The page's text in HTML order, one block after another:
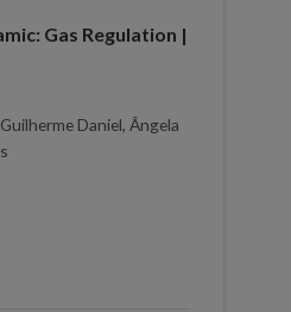
Gas Regulation |
Daniel, Ângela